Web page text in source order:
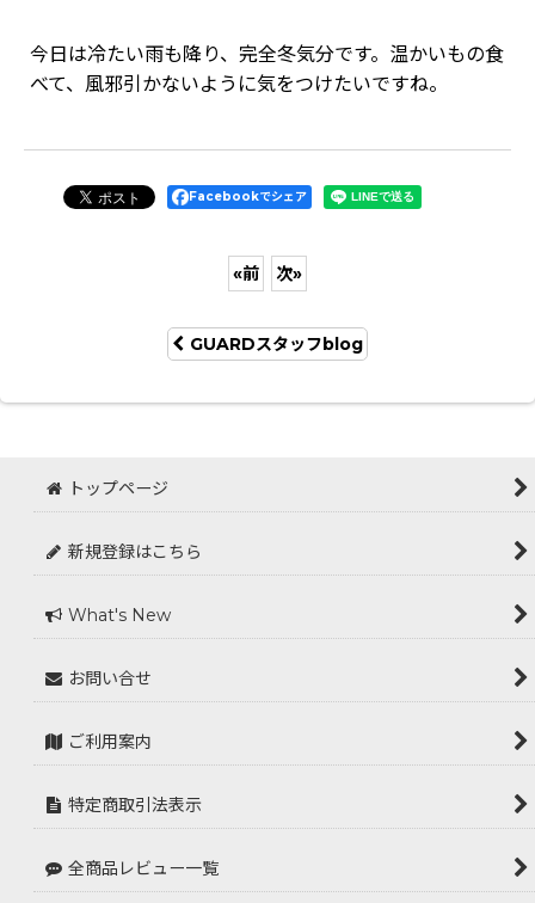
今日は冷たい雨も降り、完全冬気分です。温かいもの食
べて、風邪引かないように気をつけたいですね。
Facebookでシェア
«前 次»
GUARDスタッフblog
トップページ
新規登録はこちら
What's New
お問い合せ
ご利用案内
特定商取引法表示
全商品レビュー一覧